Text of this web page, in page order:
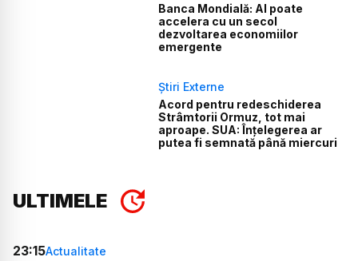
Banca Mondială: AI poate
accelera cu un secol
dezvoltarea economiilor
emergente
Știri Externe
Acord pentru redeschiderea
Strâmtorii Ormuz, tot mai
aproape. SUA: Înțelegerea ar
putea fi semnată până miercuri
ULTIMELE
23:15Actualitate